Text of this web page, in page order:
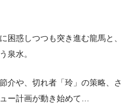
困惑しつつも突き進む龍馬と、
泉水。
介や、切れ者「玲」の策略、さ
ー計画が動き始めて…